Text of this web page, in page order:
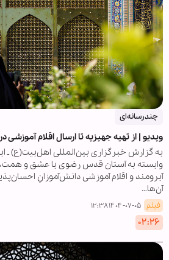
چندرسانه‌ای
ویدیو | از تهیه جهیزیه‌ تا ارسال اقلام آموزشی
به گزارش خبرگزاری بین‌المللی اهل‌بیت(ع) ـ
وابسته به آستان قدس رضوی با عشق و
آبرومند و اقلام آموزشی دانش‌آموزانِ
آن‌ها…
فیلم ۱۴۰۴-۰۷-۰۵ ۱۲:۳۸
۰۲:۲۶